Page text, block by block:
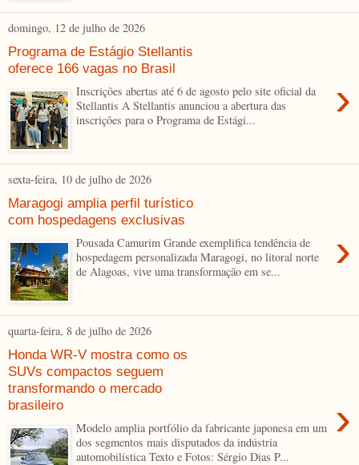
domingo, 12 de julho de 2026
Programa de Estágio Stellantis
oferece 166 vagas no Brasil
›
Inscrições abertas até 6 de agosto pelo site oficial da
Stellantis A Stellantis anunciou a abertura das
inscrições para o Programa de Estági...
sexta-feira, 10 de julho de 2026
Maragogi amplia perfil turístico
com hospedagens exclusivas
›
Pousada Camurim Grande exemplifica tendência de
hospedagem personalizada Maragogi, no litoral norte
de Alagoas, vive uma transformação em se...
quarta-feira, 8 de julho de 2026
Honda WR-V mostra como os
SUVs compactos seguem
transformando o mercado
brasileiro
›
Modelo amplia portfólio da fabricante japonesa em um
dos segmentos mais disputados da indústria
automobilística Texto e Fotos: Sérgio Dias P...